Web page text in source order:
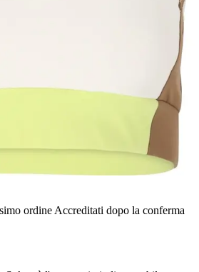
ordine Accreditati dopo la conferma